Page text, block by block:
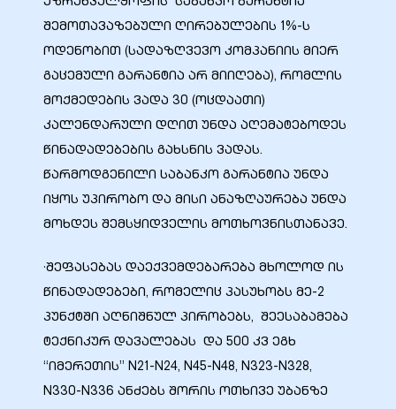
შემოთავაზებული ღირებულების 1%-ს
ოდენობით (სადაზღვევო კომპანიის მიერ
გაცემული გარანტია არ მიიღება), რომლის
მოქმედების ვადა 30 (ოცდაათი)
კალენდარული დღით უნდა აღემატებოდეს
წინადადებების გახსნის ვადას.
წარმოდგენილი საბანკო გარანტია უნდა
იყოს უპირობო და მისი ანაზღაურება უნდა
მოხდეს შემსყიდველის მოთხოვნისთანავე.
·შეფასებას დაექვემდებარება მხოლოდ ის
წინადადებები, რომელიც პასუხობს მე-2
პუნქტში აღნიშნულ პირობებს, შეესაბამება
ტექნიკურ დავალებას და 500 კვ ეგხ
“იმერეთის” N21-N24, N45-N48, N323-N328,
N330-N336 ანძებს შორის ოთხივე უბანზე